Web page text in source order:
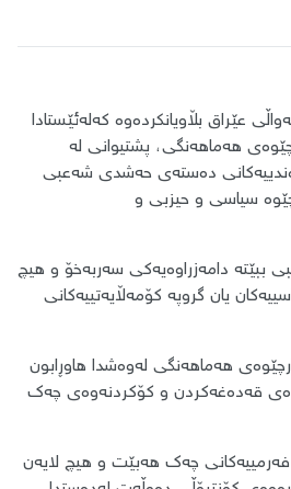
عێراق بڵاویانکردەوە کەلەئێستادا
هەماهەنگی، پشتیوانی لە
دەستەی حەشدی شەعبی
سیاسی و حیزبی و
ببێتە دامەزراوەیەکی سەربەخۆ و هیچ
یان گروپە کۆمەڵایەتییەکانی
هەماهەنگی لەوەشدا هاوڕابون
قەدەغەکردن و کۆکردنەوەی چەک
فەرمییەکانی چەک هەبێت و هیچ لایەن